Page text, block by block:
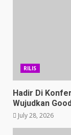
RILIS
Hadir Di
Wujudkan
July 28, 2026